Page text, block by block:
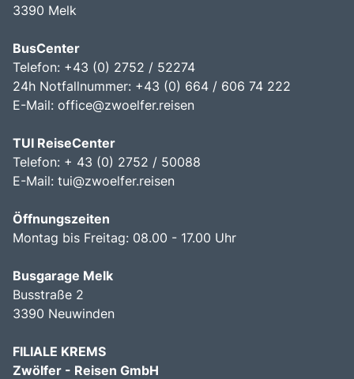
3390 Melk
BusCenter
Telefon: +43 (0) 2752 / 52274
24h Notfallnummer: +43 (0) 664 / 606 74 222
E-Mail: office@zwoelfer.reisen
TUI ReiseCenter
Telefon: + 43 (0) 2752 / 50088
E-Mail: tui@zwoelfer.reisen
Öffnungszeiten
Montag bis Freitag: 08.00 - 17.00 Uhr
Busgarage Melk
Busstraße 2
3390 Neuwinden
FILIALE KREMS
Zwölfer - Reisen GmbH